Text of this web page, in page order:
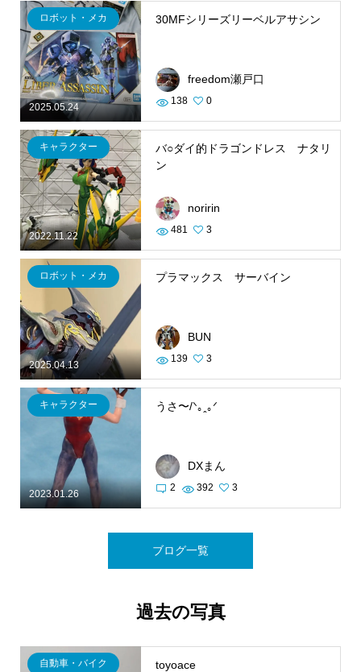
2025.05.24
ロボット・メカ 30MFシリーズリーベルアサシン
freedom瀬戸口
138 0
2022.11.22
キャラクター
バ○ダイ的ドラゴンドレス ナタリ
ン
noririn
481 3
2025.04.13
ロボット・メカ プラマックス サーバイン
BUN
139 3
2023.01.26
キャラクター うさ〜/⁠ᐠ⁠｡⁠ꞈ⁠｡⁠ᐟ⁠
DXまん
2 392 3
ブログ一覧
過去の写真
自動車・バイク toyoace